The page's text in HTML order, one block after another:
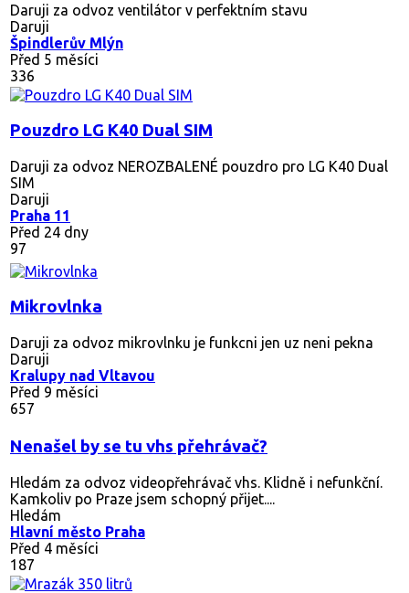
Daruji za odvoz ventilátor v perfektním stavu
Daruji
Špindlerův Mlýn
Před 5 měsíci
336
Pouzdro LG K40 Dual SIM
Daruji za odvoz NEROZBALENÉ pouzdro pro LG K40 Dual
SIM
Daruji
Praha 11
Před 24 dny
97
Mikrovlnka
Daruji za odvoz mikrovlnku je funkcni jen uz neni pekna
Daruji
Kralupy nad Vltavou
Před 9 měsíci
657
Nenašel by se tu vhs přehrávač?
Hledám za odvoz videopřehrávač vhs. Klidně i nefunkční.
Kamkoliv po Praze jsem schopný přijet....
Hledám
Hlavní město Praha
Před 4 měsíci
187